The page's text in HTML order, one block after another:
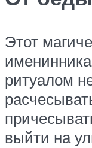
Этот
ритуалом
выйти на